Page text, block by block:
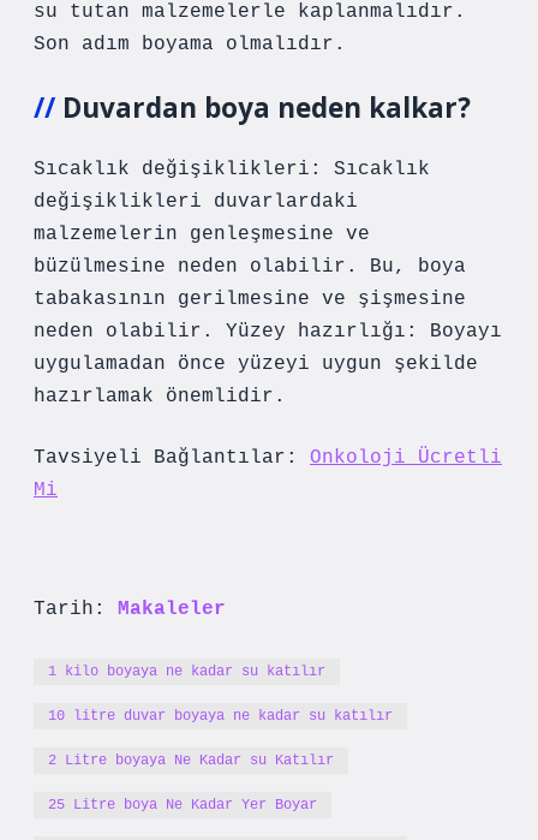
su tutan malzemelerle kaplanmalıdır.
Son adım boyama olmalıdır.
Duvardan boya neden kalkar?
Sıcaklık değişiklikleri: Sıcaklık
değişiklikleri duvarlardaki
malzemelerin genleşmesine ve
büzülmesine neden olabilir. Bu, boya
tabakasının gerilmesine ve şişmesine
neden olabilir. Yüzey hazırlığı: Boyayı
uygulamadan önce yüzeyi uygun şekilde
hazırlamak önemlidir.
Tavsiyeli Bağlantılar: Onkoloji Ücretli
Mi
Tarih: Makaleler
1 kilo boyaya ne kadar su katılır
10 litre duvar boyaya ne kadar su katılır
2 Litre boyaya Ne Kadar su Katılır
25 Litre boya Ne Kadar Yer Boyar